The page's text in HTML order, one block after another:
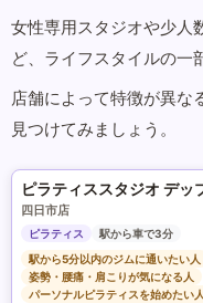
女性専用スタジオや少人
ど、ライフスタイルの一
店舗によって特徴が異な
見つけてみましょう。
四日市店
ピラティス
駅から車で3分
駅から5分以内のジムに通いたい人
姿勢・腰痛・肩こりが気になる人
パーソナルピラティスを始めたい人